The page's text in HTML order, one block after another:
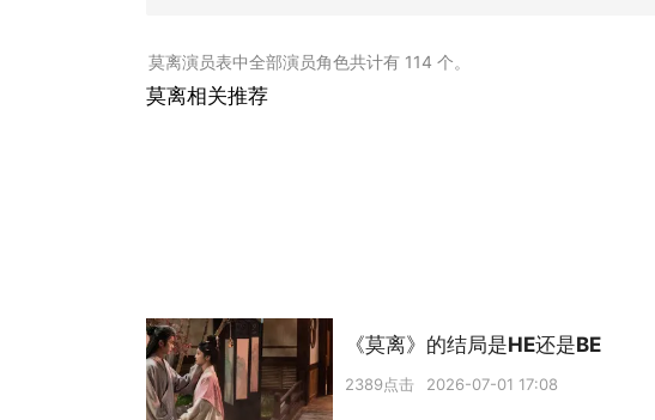
莫离演员表中全部演员角色共计有 114 个。
莫离相关推荐
《莫离》的结局是HE还是BE
2389点击 2026-07-01 17:08